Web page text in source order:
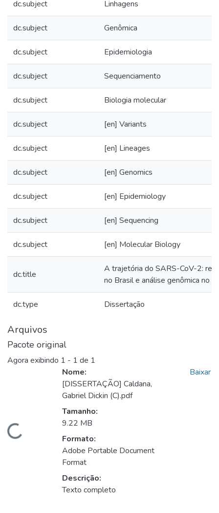
dc.subject Linhagens
dc.subject Genômica
dc.subject Epidemiologia
dc.subject Sequenciamento
dc.subject Biologia molecular
dc.subject [en] Variants
dc.subject [en] Lineages
dc.subject [en] Genomics
dc.subject [en] Epidemiology
dc.subject [en] Sequencing
dc.subject [en] Molecular Biology
dc.title
A trajetória do SARS-CoV-2:
no Brasil e análise genômica no
dc.type Dissertação
Arquivos
Pacote original
Agora exibindo 1 - 1 de 1
Nome:
[DISSERTAÇÃO] Caldana,
Gabriel Dickin (C).pdf
Tamanho:
9.22 MB
Formato:
Adobe Portable Document
Format
Descrição:
Texto completo
Baixar